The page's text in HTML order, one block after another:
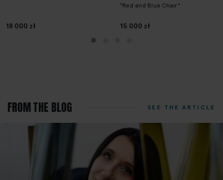
18 000 zł
"Red and Blue Chair"
15 000 zł
FROM THE BLOG SEE THE ARTICLE